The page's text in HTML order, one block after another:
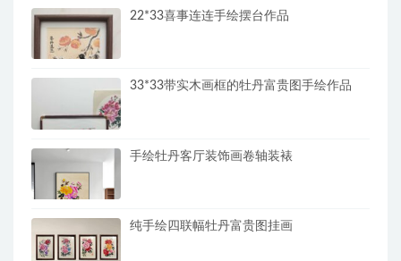
22*33喜事连连手绘摆台作品
33*33带实木画框的牡丹富贵图手绘作品
手绘牡丹客厅装饰画卷轴装裱
纯手绘四联幅牡丹富贵图挂画